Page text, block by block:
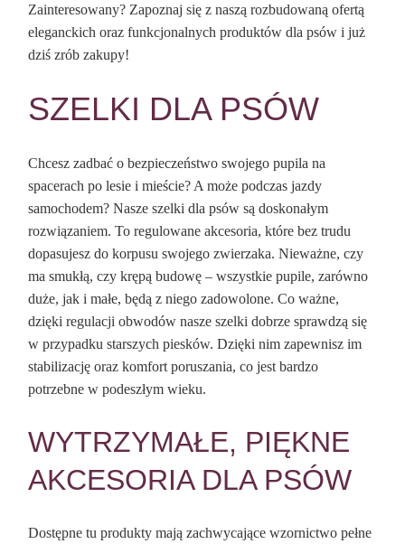
Zainteresowany? Zapoznaj się z naszą rozbudowaną ofertą
eleganckich oraz funkcjonalnych produktów dla psów i już
dziś zrób zakupy!
SZELKI DLA PSÓW
Chcesz zadbać o bezpieczeństwo swojego pupila na
spacerach po lesie i mieście? A może podczas jazdy
samochodem? Nasze szelki dla psów są doskonałym
rozwiązaniem. To regulowane akcesoria, które bez trudu
dopasujesz do korpusu swojego zwierzaka. Nieważne, czy
ma smukłą, czy krępą budowę – wszystkie pupile, zarówno
duże, jak i małe, będą z niego zadowolone. Co ważne,
dzięki regulacji obwodów nasze szelki dobrze sprawdzą się
w przypadku starszych piesków. Dzięki nim zapewnisz im
stabilizację oraz komfort poruszania, co jest bardzo
potrzebne w podeszłym wieku.
WYTRZYMAŁE, PIĘKNE
AKCESORIA DLA PSÓW
Dostępne tu produkty mają zachwycające wzornictwo pełne